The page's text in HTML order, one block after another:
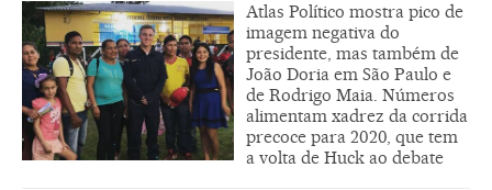
Atlas Político mostra pico de
imagem negativa do
presidente, mas também de
João Doria em São Paulo e
de Rodrigo Maia. Números
alimentam xadrez da corrida
precoce para 2020, que tem
a volta de Huck ao debate